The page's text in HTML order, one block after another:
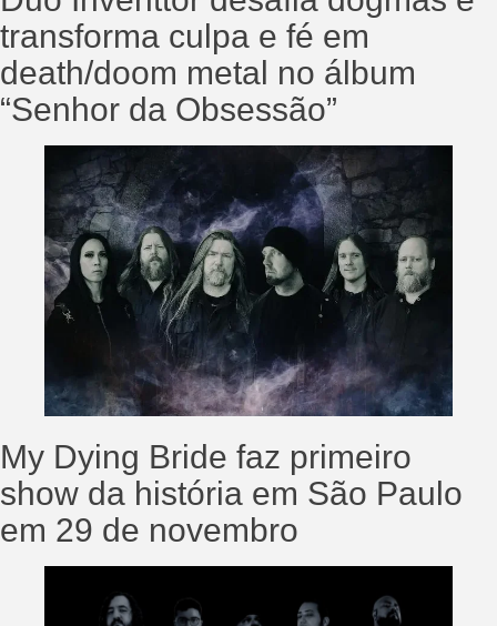
transforma culpa e fé em
death/doom metal no álbum
“Senhor da Obsessão”
My Dying Bride faz primeiro
show da história em São Paulo
em 29 de novembro